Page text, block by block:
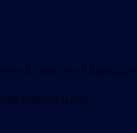
Документальная